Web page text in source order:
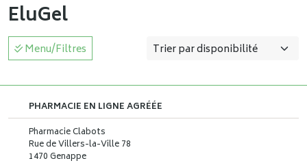
EluGel
Menu/Filtres
PHARMACIE EN LIGNE AGRÉÉE
Pharmacie Clabots
Rue de Villers-la-Ville 78
1470 Genappe